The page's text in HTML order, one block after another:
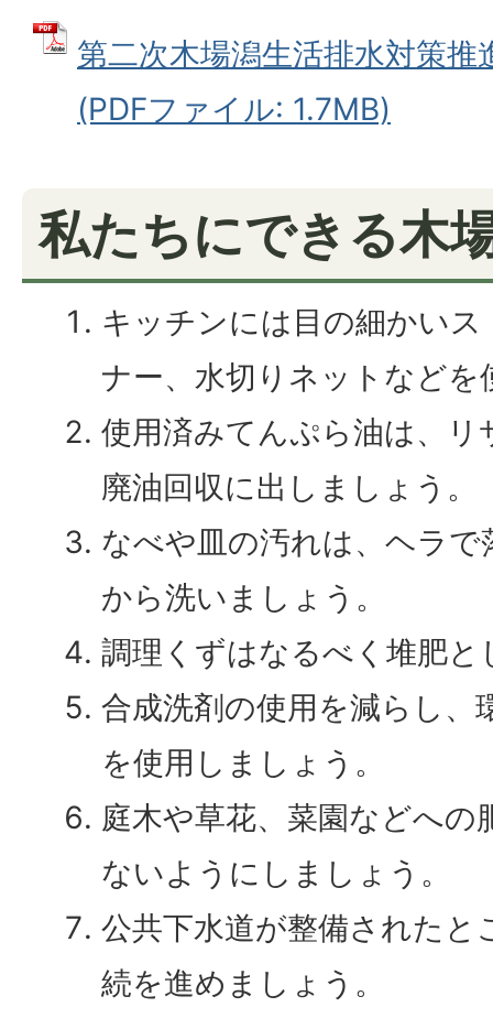
第二次木場潟生活排水対策
(PDFファイル: 1.7MB)
私たちにできる木
キッチンには目の細かい
ナー、水切りネットなどを
使用済みてんぷら油は、
廃油回収に出しましょう。
なべや皿の汚れは、ヘラ
から洗いましょう。
調理くずはなるべく堆肥
合成洗剤の使用を減らし、
を使用しましょう。
庭木や草花、菜園などへの
ないようにしましょう。
公共下水道が整備されたと
続を進めましょう。